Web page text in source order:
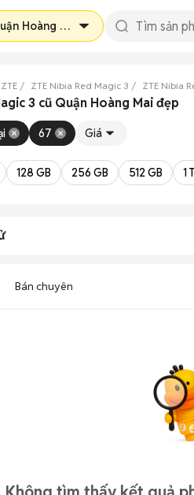
Hoàng Mai
ZTE ZTE Nibia Red Magic 3 ZTE Nibia
3 cũ Quận Hoàng Mai đẹp
67 Giá
128 GB 256 GB 512 GB 1
Bán chuyên